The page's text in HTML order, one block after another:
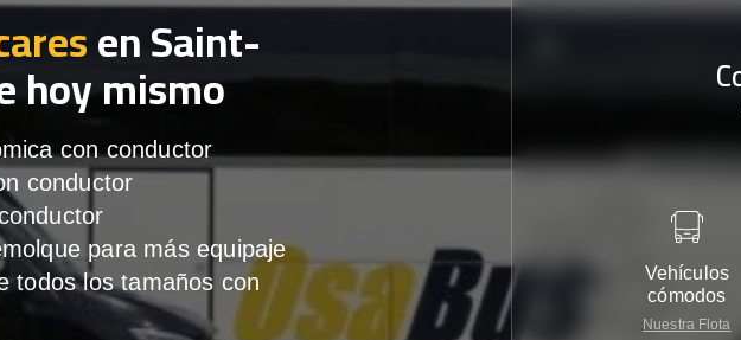
en Saint-
hoy mismo
con conductor
conductor
para más equipaje
todos los tamaños con
Vehículos
cómodos
Nuestra Flota